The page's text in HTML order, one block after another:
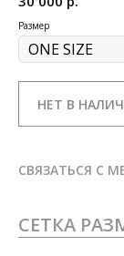
Размер
НЕТ В
СВЯЗАТЬСЯ С
СЕТКА